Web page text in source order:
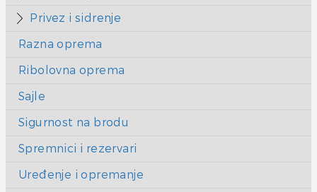
Privez i sidrenje
Razna oprema
Ribolovna oprema
Sajle
Sigurnost na brodu
Spremnici i rezervari
Uređenje i opremanje